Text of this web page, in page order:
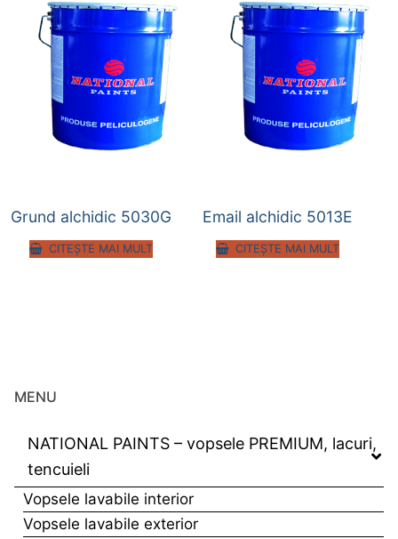
Grund alchidic 5030G
CITEȘTE MAI MULT
Email alchidic 5013E
CITEȘTE MAI MULT
MENU
NATIONAL PAINTS – vopsele PREMIUM, lacuri,
tencuieli
Vopsele lavabile interior
Vopsele lavabile exterior